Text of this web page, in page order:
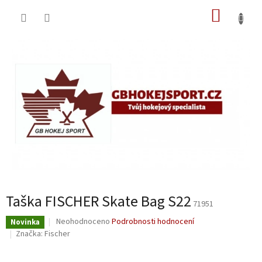
Taška FISCHER Skate Bag S22 71951
Novinka
Průměrné
hodnocení
Neohodnoceno Podrobnosti hodnocení
Značka: Fischer